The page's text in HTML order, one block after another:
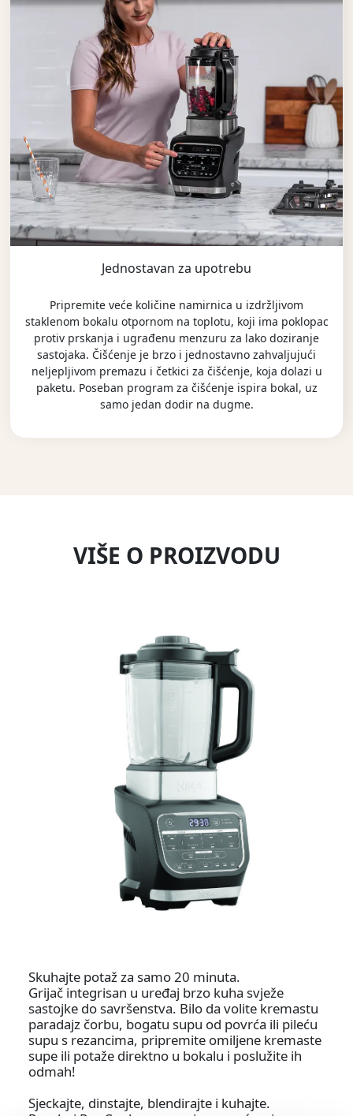
Jednostavan za upotrebu
Pripremite veće količine namirnica u izdržljivom
staklenom bokalu otpornom na toplotu, koji ima poklopac
protiv prskanja i ugrađenu menzuru za lako doziranje
sastojaka. Čišćenje je brzo i jednostavno zahvaljujući
neljepljivom premazu i četkici za čišćenje, koja dolazi u
paketu. Poseban program za čišćenje ispira bokal, uz
samo jedan dodir na dugme.
VIŠE O PROIZVODU
Skuhajte potaž za samo 20 minuta.
Grijač integrisan u uređaj brzo kuha svježe
sastojke do savršenstva. Bilo da volite kremastu
paradajz čorbu, bogatu supu od povrća ili pileću
supu s rezancima, pripremite omiljene kremaste
supe ili potaže direktno u bokalu i poslužite ih
odmah!
Sjeckajte, dinstajte, blendirajte i kuhajte.